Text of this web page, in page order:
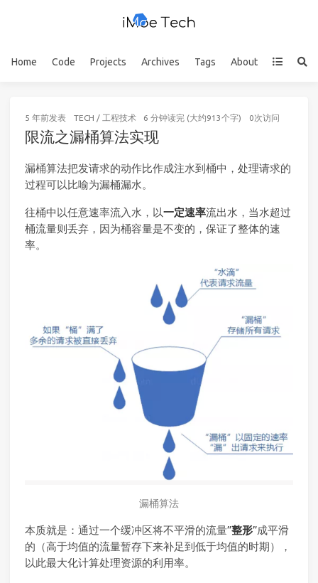
Home Code Projects Archives Tags About
5 年前发表 TECH / 工程技术 6 分钟读完 (大约913个字) 0次访问
限流之漏桶算法实现
漏桶算法把发请求的动作比作成注水到桶中，处理请求的
过程可以比喻为漏桶漏水。
往桶中以任意速率流入水，以一定速率流出水，当水超过
桶流量则丢弃，因为桶容量是不变的，保证了整体的速
率。
漏桶算法
本质就是：通过一个缓冲区将不平滑的流量”整形”成平滑
的（高于均值的流量暂存下来补足到低于均值的时期），
以此最大化计算处理资源的利用率。